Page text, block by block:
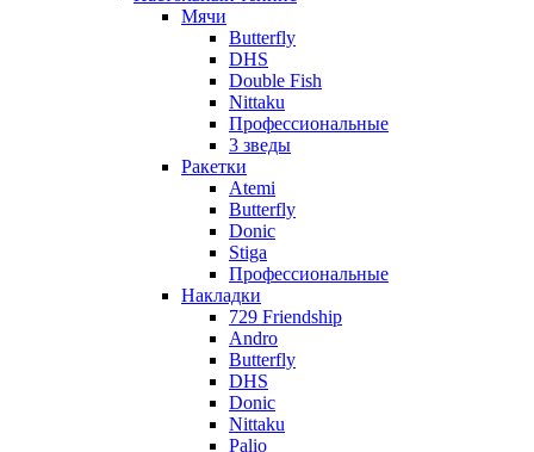
Мячи
Butterfly
DHS
Double Fish
Nittaku
Профессиональные
3 зведы
Ракетки
Atemi
Butterfly
Donic
Stiga
Профессиональные
Накладки
729 Friendship
Andro
Butterfly
DHS
Donic
Nittaku
Palio